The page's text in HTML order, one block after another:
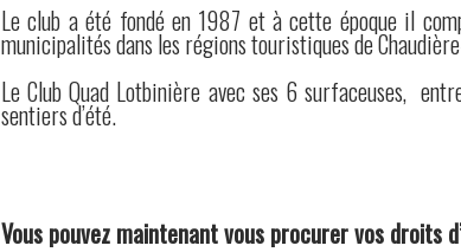
Le club a été fondé en 1987 et à cette époque il
municipalités dans les régions touristiques de
Le Club Quad Lotbinière avec ses 6 surfaceuses,
sentiers d’été.
Vous pouvez maintenant vous procurer vos droits